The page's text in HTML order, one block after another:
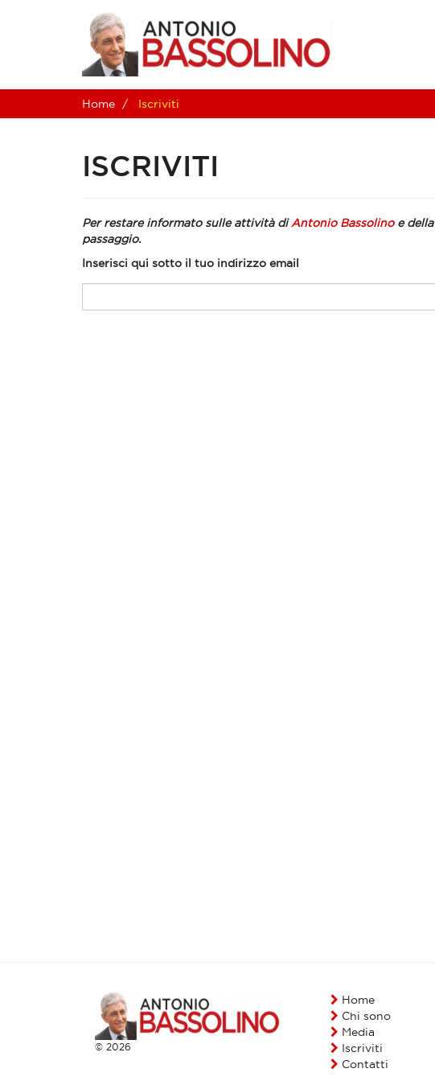
Home Iscriviti
ISCRIVITI
Per restare informato sulle attività diAntonio Bassolinoe della
passaggio.
Inserisci qui sotto il tuo indirizzo email
© 2026
Home
Chi sono
Media
Iscriviti
Contatti